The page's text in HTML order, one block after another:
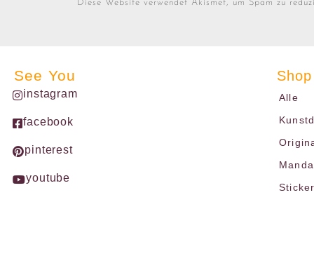
Diese Website verwendet Akismet, um Spam zu
See You
instagram
facebook
pinterest
youtube
Shop
Alle